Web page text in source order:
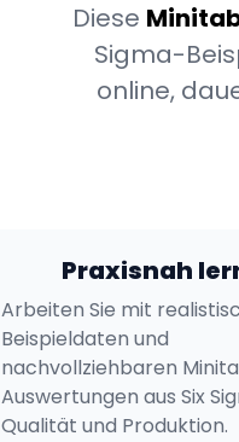
Diese
Sigma-
online,
Praxisnah
Arbeiten Sie mit
Beispieldaten und
nachvollziehbaren
Auswertungen aus Six
Qualität und Produktion.